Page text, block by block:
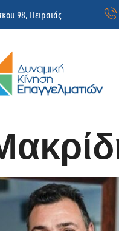
98, Πειραιάς